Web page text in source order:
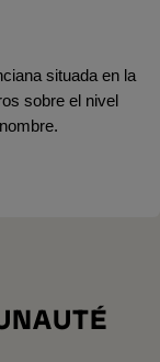
situada en la
sobre el nivel